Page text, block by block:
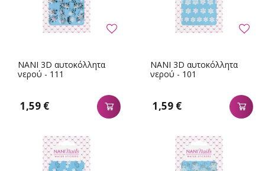
NANI 3D αυτοκόλλητα
νερού - 111
1,59 €
NANI 3D αυτοκόλλητα
νερού - 101
1,59 €